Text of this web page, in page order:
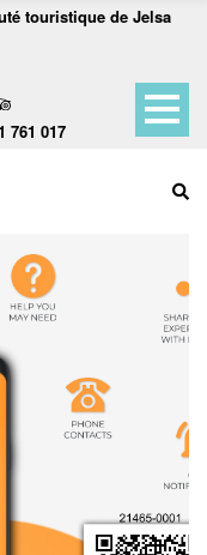
touristique de Jelsa
761 017